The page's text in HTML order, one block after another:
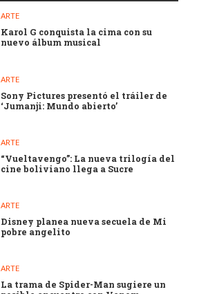
ARTE
Karol G conquista la cima con su
nuevo álbum musical
ARTE
Sony Pictures presentó el tráiler de
‘Jumanji: Mundo abierto’
ARTE
“Vueltavengo”: La nueva trilogía del
cine boliviano llega a Sucre
ARTE
Disney planea nueva secuela de Mi
pobre angelito
ARTE
La trama de Spider-Man sugiere un